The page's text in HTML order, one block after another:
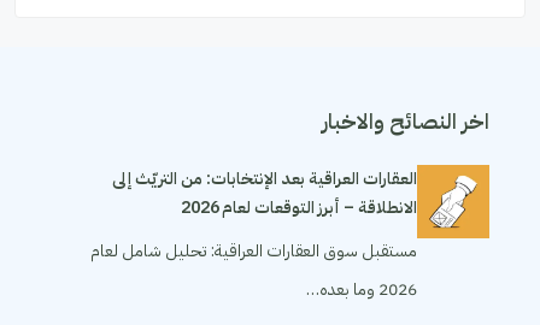
اخر النصائح والاخبار
العقارات العراقية بعد الإنتخابات: من التريّث إلى
الانطلاقة – أبرز التوقعات لعام 2026
مستقبل سوق العقارات العراقية: تحليل شامل لعام
2026 وما بعده…